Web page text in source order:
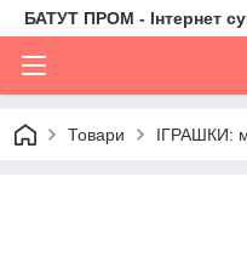
БАТУТ ПРОМ - Інтернет
Товари ІГРАШКИ: